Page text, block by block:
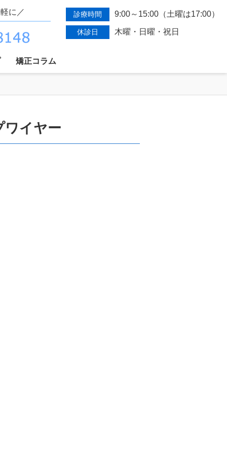
に／ 診療時間 9:00～15:00（土曜は17:00）
休診日 木曜・日曜・祝日
矯正コラム
ワイヤー